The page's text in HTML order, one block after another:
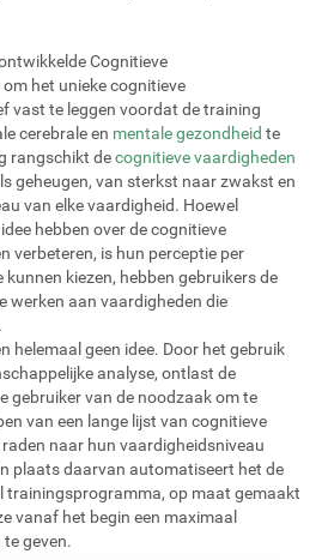
Cognitieve
het unieke cognitieve
vast te leggen voordat de training
cerebrale en mentale gezondheid te
rangschikt decognitieve vaardigheden
geheugen, van sterkst naar zwakst en
van elke vaardigheid. Hoewel
hebben over de cognitieve
verbeteren, is hun perceptie per
kiezen, hebben gebruikers de
werken aan vaardigheden die
helemaal geen idee. Door het gebruik
analyse, ontlast de
gebruiker van de noodzaak om te
van een lange lijst van cognitieve
naar hun vaardigheidsniveau
plaats daarvan automatiseert het de
trainingsprogramma, op maat gemaakt
vanaf het begin een maximaal
geven.